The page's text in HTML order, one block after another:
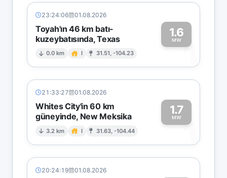
23:24:06 01.08.2026
Toyah'ın 46 km batı-
kuzeybatısında, Texas
0.0 km I 31.51, -104.23
1.6
MW1
21:33:27 01.08.2026
Whites City'in 60 km
güneyinde, New Meksika
3.2 km I 31.63, -104.44
1.7
MW1
20:24:19 01.08.2026